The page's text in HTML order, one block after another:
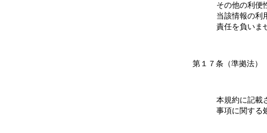
その他の利便
当該情報の利
本規約に記載